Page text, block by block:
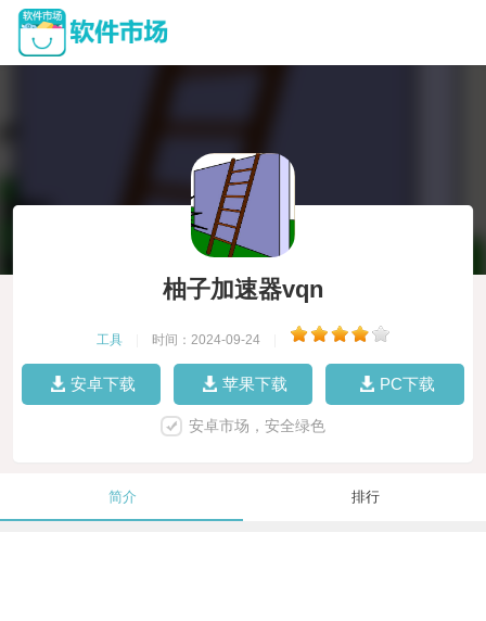
柚子加速器vqn
工具 时间：2024-09-24
安卓下载 苹果下载 PC下载
安卓市场，安全绿色
简介 排行